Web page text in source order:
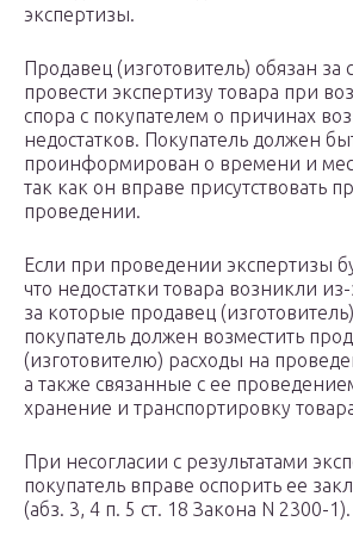
экспертизы.
Продавец (изготовитель) обязан за
провести экспертизу товара при
спора с покупателем о причинах
недостатков. Покупатель должен
проинформирован о времени и
так как он вправе присутствовать
проведении.
Если при проведении экспертизы
что недостатки товара возникли из-
за которые продавец
покупатель должен возместить
(изготовителю) расходы на
а также связанные с ее
хранение и транспортировку
При несогласии с результатами
покупатель вправе оспорить ее
(абз. 3, 4 п. 5 ст. 18 Закона N 2300-1).